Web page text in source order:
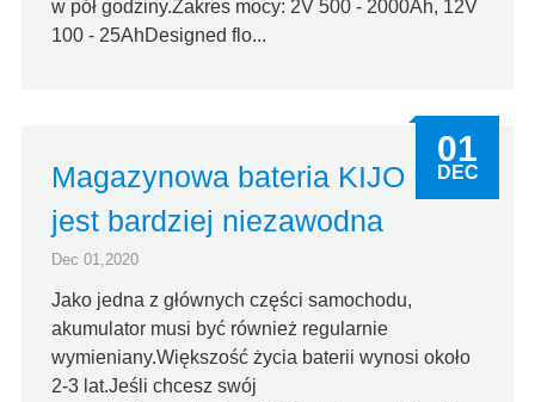
w pół godziny.Zakres mocy: 2V 500 - 2000Ah, 12V
100 - 25AhDesigned flo...
Magazynowa bateria KIJO
jest bardziej niezawodna
Dec 01,2020
Jako jedna z głównych części samochodu,
akumulator musi być również regularnie
wymieniany.Większość życia baterii wynosi około
2-3 lat.Jeśli chcesz swój
01
DEC